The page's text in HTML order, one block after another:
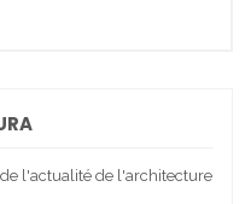
l'actualité de l'architecture